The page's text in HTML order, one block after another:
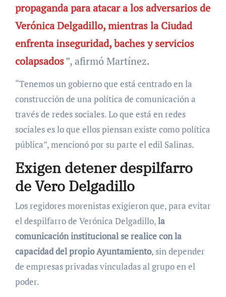
propaganda para atacar a los adversarios de
Verónica Delgadillo, mientras la Ciudad
enfrenta inseguridad, baches y servicios
colapsados”, afirmó Martínez.
“Tenemos un gobierno que está centrado en la
construcción de una política de comunicación a
través de redes sociales. Lo que está en redes
sociales es lo que ellos piensan existe como política
pública”, mencionó por su parte el edil Salinas.
Exigen detener despilfarro
de Vero Delgadillo
Los regidores morenistas exigieron que, para evitar
el despilfarro de Verónica Delgadillo,la
comunicación institucional se realice con la
capacidad del propio Ayuntamiento, sin depender
de empresas privadas vinculadas al grupo en el
poder.